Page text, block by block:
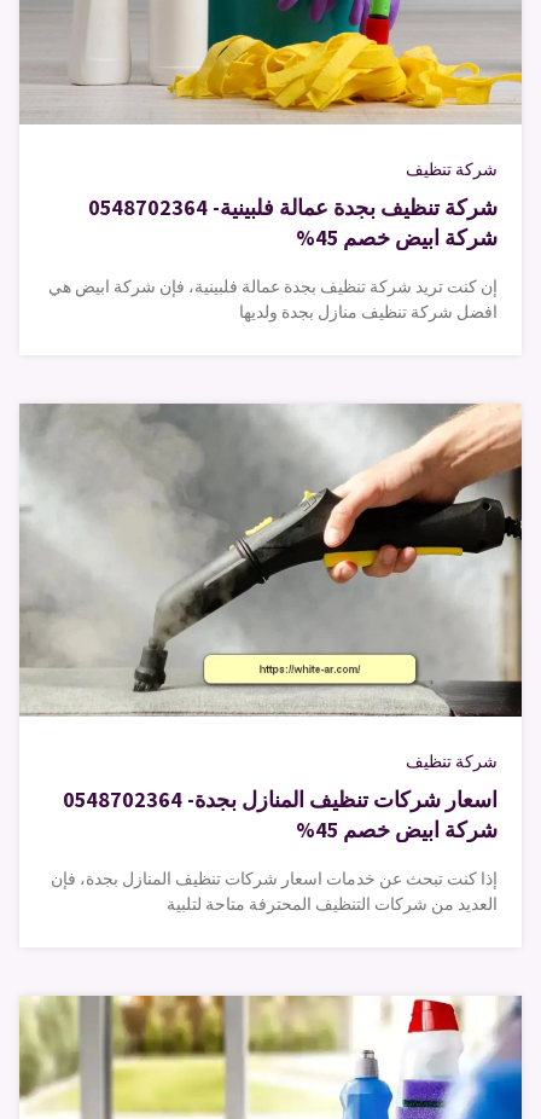
شركة تنظيف
شركة تنظيف بجدة عمالة فلبينية- 0548702364
شركة ابيض خصم 45%
إن كنت تريد شركة تنظيف بجدة عمالة فلبينية، فإن شركة ابيض هي
افضل شركة تنظيف منازل بجدة ولديها
شركة تنظيف
اسعار شركات تنظيف المنازل بجدة- 0548702364
شركة ابيض خصم 45%
إذا كنت تبحث عن خدمات اسعار شركات تنظيف المنازل بجدة، فإن
العديد من شركات التنظيف المحترفة متاحة لتلبية